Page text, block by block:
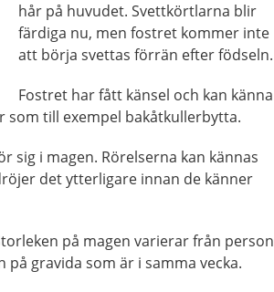
hår på huvudet. Svettkörtlarna blir
färdiga nu, men fostret kommer inte
att börja svettas förrän efter födseln.
Fostret har fått känsel och kan känna
som till exempel bakåtkullerbytta.
sig i magen. Rörelserna kan kännas
det ytterligare innan de känner
på magen varierar från person
gravida som är i samma vecka.